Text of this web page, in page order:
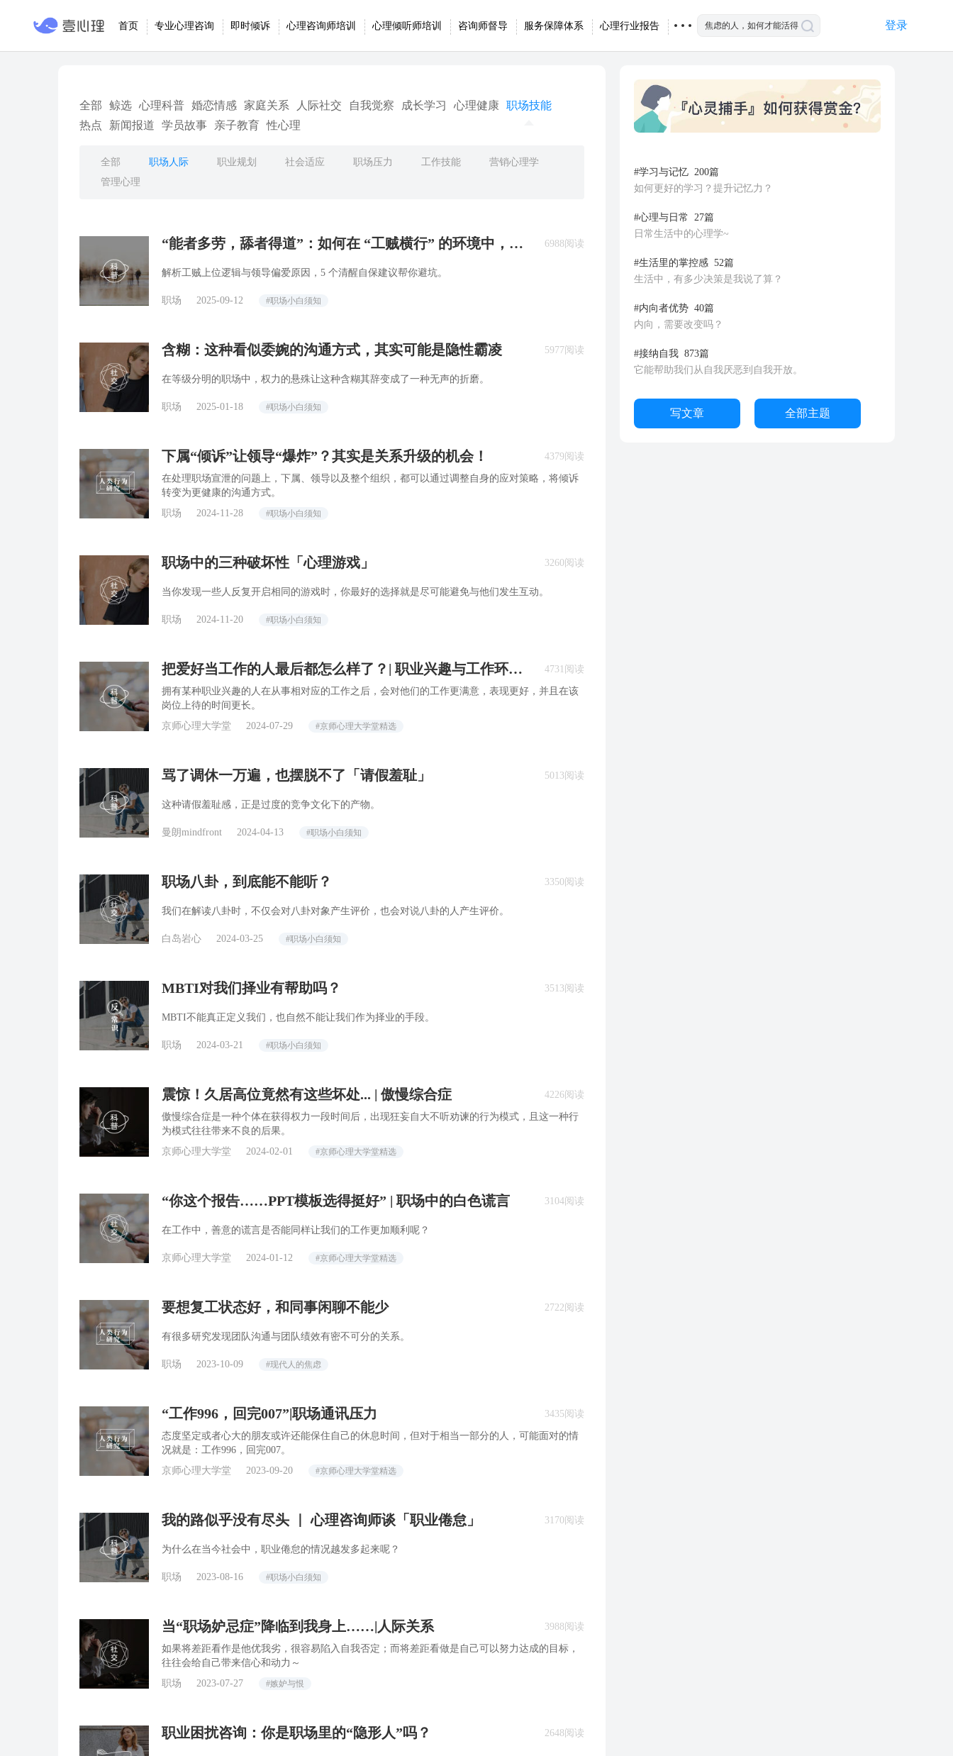
首页 专业心理咨询 即时倾诉 心理咨询师培训 心理倾听师培训 咨询师督导 服务保障体系 心理行业报告 登录
全部 鲸选 心理科普 婚恋情感 家庭关系 人际社交 自我觉察 成长学习 心理健康 职场技能
热点
新闻报道 学员故事 亲子教育 性心理
全部 职场人际 职业规划 社会适应 职场压力 工作技能
营销心理学
管理心理
“能者多劳，舔者得道”：如何在 “工贼横行” 的环境中，不
解析工贼上位逻辑与领导偏爱原因，5 个清醒自保建议帮你避坑。
职场 2025-09-12 #职场小白须知
6988阅读
含糊：这种看似委婉的沟通方式，其实可能是隐性霸凌
在等级分明的职场中，权力的悬殊让这种含糊其辞变成了一种无声的折磨。
职场 2025-01-18 #职场小白须知
5977阅读
下属“倾诉”让领导“爆炸”？其实是关系升级的机会！
在处理职场宣泄的问题上，下属、领导以及整个组织，都可以通过调整自身的应对策略，将倾诉
转变为更健康的沟通方式。
职场
2024-11-28 #职场小白须知
4379阅读
职场中的三种破坏性「心理游戏」
当你发现一些人反复开启相同的游戏时，你最好的选择就是尽可能避免与他们发生互动。
职场 2024-11-20 #职场小白须知
3260阅读
把爱好当工作的人最后都怎么样了？| 职业兴趣与工作环境
的相互作用
拥有某种职业兴趣的人在从事相对应的工作之后，会对他们的工作更满意，表现更好，并且在该
岗位上待的时间更长。
京师心理大学堂
2024-07-29 #京师心理大学堂精选
4731阅读
骂了调休一万遍，也摆脱不了「请假羞耻」
这种请假羞耻感，正是过度的竞争文化下的产物。
曼朗mindfront 2024-04-13 #职场小白须知
5013阅读
职场八卦，到底能不能听？
我们在解读八卦时，不仅会对八卦对象产生评价，也会对说八卦的人产生评价。
白岛岩心 2024-03-25 #职场小白须知
3350阅读
MBTI对我们择业有帮助吗？
MBTI不能真正定义我们，也自然不能让我们作为择业的手段。
职场 2024-03-21 #职场小白须知
3513阅读
震惊！久居高位竟然有这些坏处... | 傲慢综合症
傲慢综合症是一种个体在获得权力一段时间后，出现狂妄自大不听劝谏的行为模式，且这一种行
为模式往往带来不良的后果。
京师心理大学堂
2024-02-01 #京师心理大学堂精选
4226阅读
“你这个报告……PPT模板选得挺好” | 职场中的白色谎言
在工作中，善意的谎言是否能同样让我们的工作更加顺利呢？
京师心理大学堂 2024-01-12 #京师心理大学堂精选
3104阅读
要想复工状态好，和同事闲聊不能少
有很多研究发现团队沟通与团队绩效有密不可分的关系。
职场 2023-10-09 #现代人的焦虑
2722阅读
“工作996，回完007”|职场通讯压力
态度坚定或者心大的朋友或许还能保住自己的休息时间，但对于相当一部分的人，可能面对的情
况就是：工作996，回完007。
京师心理大学堂
2023-09-20 #京师心理大学堂精选
3435阅读
我的路似乎没有尽头 ｜ 心理咨询师谈「职业倦怠」
为什么在当今社会中，职业倦怠的情况越发多起来呢？
职场 2023-08-16 #职场小白须知
3170阅读
当“职场妒忌症”降临到我身上……|人际关系
如果将差距看作是他优我劣，很容易陷入自我否定；而将差距看做是自己可以努力达成的目标，
往往会给自己带来信心和动力～
职场
2023-07-27 #嫉妒与恨
3988阅读
职业困扰咨询：你是职场里的“隐形人”吗？ 2648阅读
#学习与记忆 200篇
如何更好的学习？提升记忆力？
#心理与日常
27篇
日常生活中的心理学~
#生活里的掌控感 52篇
生活中，有多少决策是我说了算？
#内向者优势 40篇
内向，需要改变吗？
#接纳自我 873篇
它能帮助我们从自我厌恶到自我开放。
写文章 全部主题